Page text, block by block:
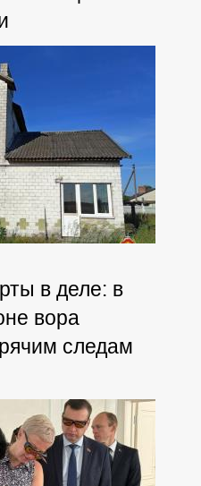
в деле: в
вора
следам